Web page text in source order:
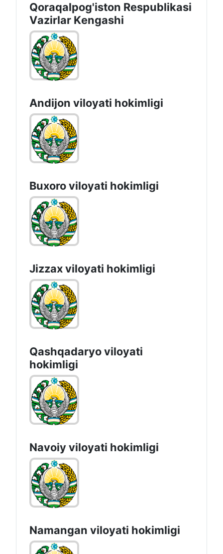
Qoraqalpog'iston Rеspublikаsi
Vаzirlаr Kеngаshi
Andijon vilоyati hоkimligi
Buxoro viloyati hokimligi
Jizzах vilоyati hоkimligi
Qashqadaryo viloyati
hоkimligi
Navoiy vilоyati hоkimligi
Namangan vilоyati hоkimligi